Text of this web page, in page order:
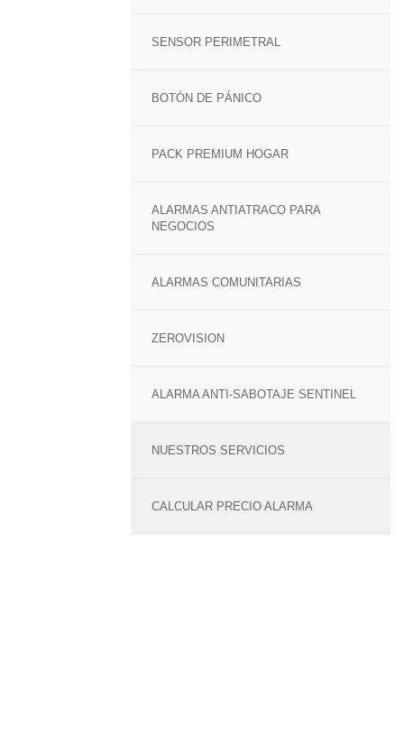
SENSOR PERIMETRAL
BOTÓN DE PÁNICO
PACK PREMIUM HOGAR
ALARMAS ANTIATRACO PARA
NEGOCIOS
ALARMAS COMUNITARIAS
ZEROVISION
ALARMA ANTI-SABOTAJE SENTINEL
NUESTROS SERVICIOS
CALCULAR PRECIO ALARMA